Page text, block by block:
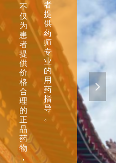
不
仅
为
患
者
提
供
价
格
合
理
的
正
品
药
物
，
者
提
供
药
师
专
业
的
用
药
指
导
。
넲